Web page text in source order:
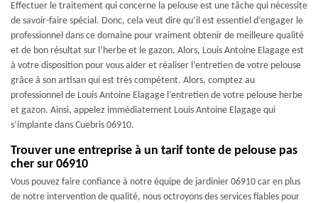
Effectuer le traitement qui concerne la pelouse est une tâche qui nécessite
de savoir-faire spécial. Donc, cela veut dire qu’il est essentiel d’engager le
professionnel dans ce domaine pour vraiment obtenir de meilleure qualité
et de bon résultat sur l’herbe et le gazon. Alors, Louis Antoine Elagage est
à votre disposition pour vous aider et réaliser l’entretien de votre pelouse
grâce à son artisan qui est très compétent. Alors, comptez au
professionnel de Louis Antoine Elagage l’entretien de votre pelouse herbe
et gazon. Ainsi, appelez immédiatement Louis Antoine Elagage qui
s’implante dans Cuebris 06910.
Trouver une entreprise à un tarif tonte de pelouse pas
cher sur 06910
Vous pouvez faire confiance à notre équipe de jardinier 06910 car en plus
de notre intervention de qualité, nous octroyons des services fiables pour